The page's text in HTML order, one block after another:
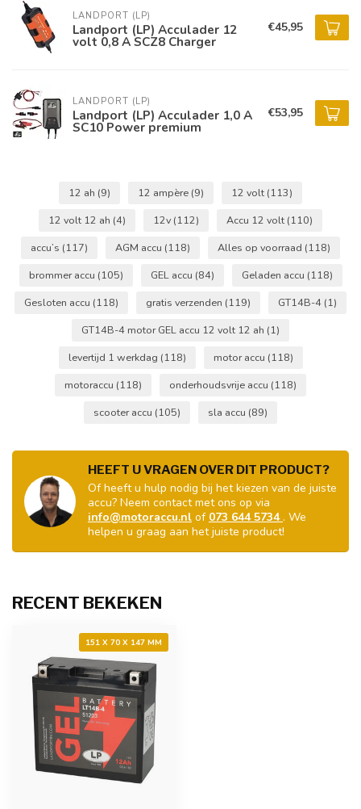
LANDPORT (LP)
Landport (LP) Acculader 12
volt 0,8 A SCZ8 Charger
€45,95
LANDPORT (LP)
Landport (LP) Acculader 1,0 A
SC10 Power premium
€53,95
12 ah (9) 12 ampère (9) 12 volt (113)
12 volt 12 ah (4) 12v (112) Accu 12 volt (110)
accu’s (117) AGM accu (118) Alles op voorraad (118)
brommer accu (105) GEL accu (84) Geladen accu (118)
Gesloten accu (118) gratis verzenden (119) GT14B-4 (1)
GT14B-4 motor GEL accu 12 volt 12 ah (1)
levertijd 1 werkdag (118) motor accu (118)
motoraccu (118) onderhoudsvrije accu (118)
scooter accu (105) sla accu (89)
HEEFT U VRAGEN OVER DIT PRODUCT?
Of heeft u hulp nodig bij het kiezen van de juiste
accu? Neem contact met ons op via
info@motoraccu.nl of 073 644 5734 . We
helpen u graag aan het juiste product!
RECENT BEKEKEN
151 X 70 X 147 MM